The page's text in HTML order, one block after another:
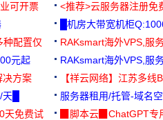
可开票
<推荐>云服务器注册
█机房大带宽机柜
种配置仅
RAKsmart海外VPS,服
用★
元起
RAKsmart海外VPS,服
用★
决方案
【祥云网络】江苏多线
█
服务器租用/托管-域名
免费试
▉脚本云▉ChatGPT专